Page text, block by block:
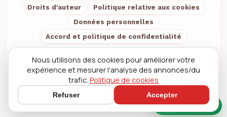
Droits d'auteur
Politique relative aux cookies
Données personnelles
Accord et politique de confidentialité
Conditions de livraison et de retour
À propos
Chat rapide
Nous utilisons des cookies pour améliorer votre
expérience et mesurer l'analyse des annonces/du
trafic. Politique de cookies
Refuser Accepter